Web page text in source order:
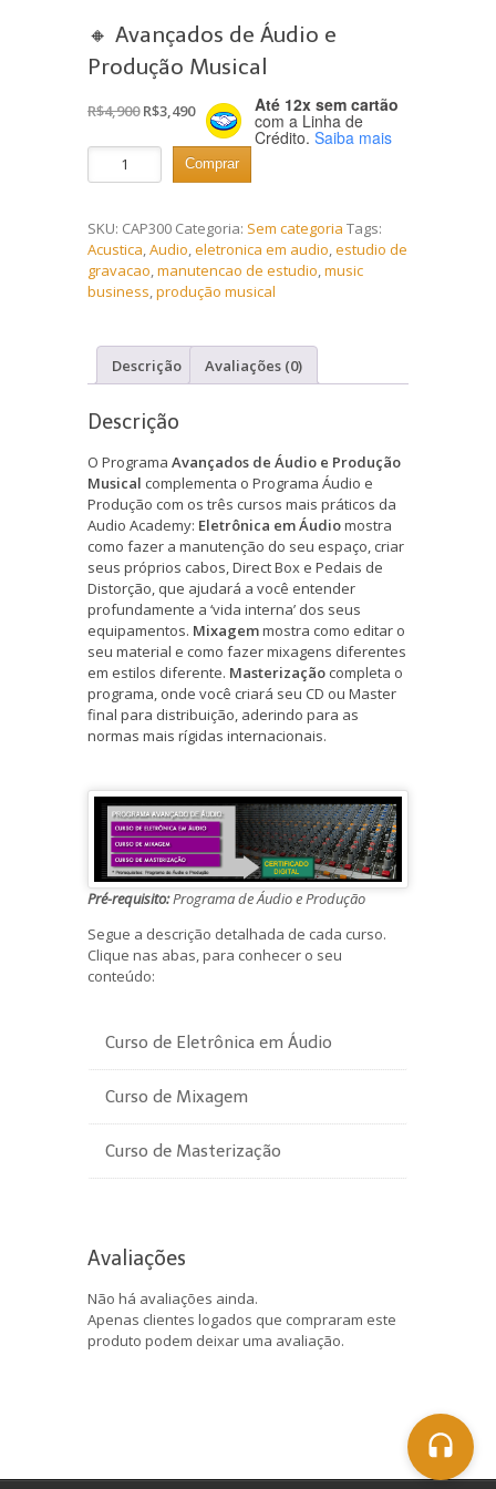
🔸 Avançados de Áudio e
Produção Musical
R$4,900 O
original
R$3,490O
preço
atual
é:
Até 12x sem cartão
com a Linha de
Crédito. Saiba mais
🔸
Avançados
e
Produção
Musical
quantidade
Comprar
SKU: CAP300 Categoria: Sem categoria Tags:
Acustica,Audio,eletronica em audio,estudio de
gravacao,manutencao de estudio,music
business,produção musical
Descrição Avaliações (0)
Descrição
O Programa Avançados de Áudio e Produção
Musical complementa o Programa Áudio e
Produção com os três cursos mais práticos da
Audio Academy: Eletrônica em Áudiomostra
como fazer a manutenção do seu espaço, criar
seus próprios cabos, Direct Box e Pedais de
Distorção, que ajudará a você entender
profundamente a ‘vida interna’ dos seus
equipamentos. Mixagemmostra como editar o
seu material e como fazer mixagens diferentes
em estilos diferente. Masterização completa o
programa, onde você criará seu CD ou Master
final para distribuição, aderindo para as
normas mais rígidas internacionais.
Pré-requisito:Programa de Áudio e Produção
Segue a descrição detalhada de cada curso.
Clique nas abas, para conhecer o seu
conteúdo:
Curso de Eletrônica em Áudio
Curso de Mixagem
Curso de Masterização
Avaliações
Não há avaliações ainda.
Apenas clientes logados que compraram este
produto podem deixar uma avaliação.